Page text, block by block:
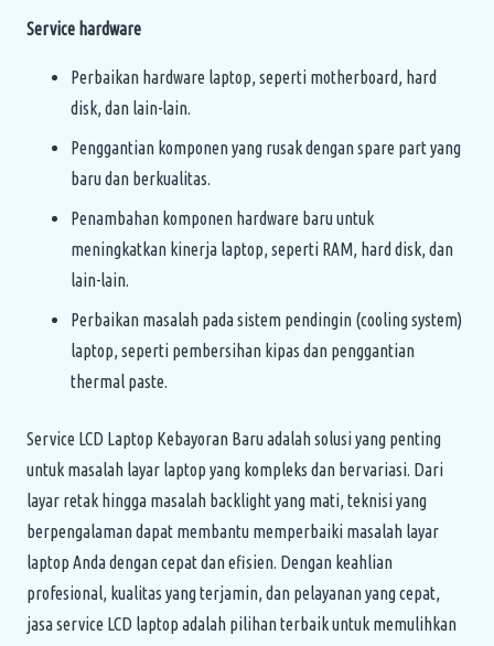
Service hardware
Perbaikan hardware laptop, seperti motherboard, hard
disk, dan lain-lain.
Penggantian komponen yang rusak dengan spare part yang
baru dan berkualitas.
Penambahan komponen hardware baru untuk
meningkatkan kinerja laptop, seperti RAM, hard disk, dan
lain-lain.
Perbaikan masalah pada sistem pendingin (cooling system)
laptop, seperti pembersihan kipas dan penggantian
thermal paste.
Service LCD Laptop Kebayoran Baru adalah solusi yang penting
untuk masalah layar laptop yang kompleks dan bervariasi. Dari
layar retak hingga masalah backlight yang mati, teknisi yang
berpengalaman dapat membantu memperbaiki masalah layar
laptop Anda dengan cepat dan efisien. Dengan keahlian
profesional, kualitas yang terjamin, dan pelayanan yang cepat,
jasa service LCD laptop adalah pilihan terbaik untuk memulihkan